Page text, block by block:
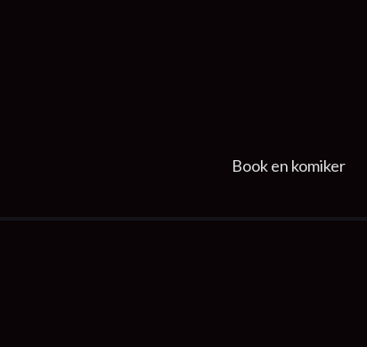
Book en komiker